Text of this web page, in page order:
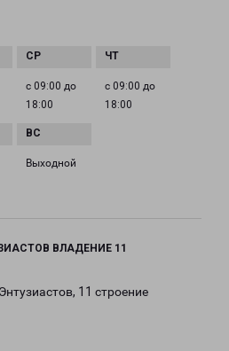
с 09:00 до
18:00
с 09:00 до
18:00
Выходной
ВЛАДЕНИЕ 11
11 строение